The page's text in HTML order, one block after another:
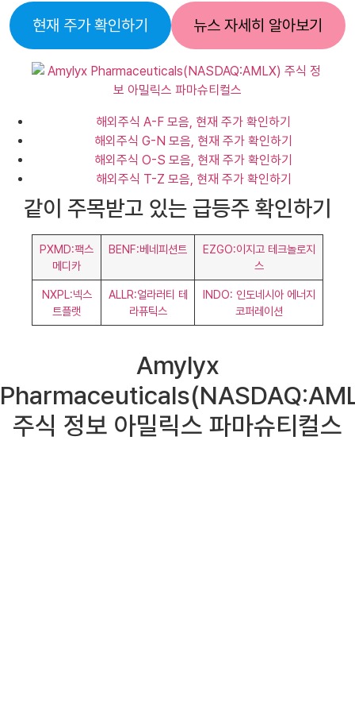
현재 주가 확인하기 뉴스 자세히 알아보기
해외주식 A-F 모음, 현재 주가 확인하기
해외주식 G-N 모음, 현재 주가 확인하기
해외주식 O-S 모음, 현재 주가 확인하기
해외주식 T-Z 모음, 현재 주가 확인하기
같이 주목받고 있는 급등주 확인하기
PXMD:팩스
메디카
BENF:베네피션트
EZGO:이지고 테크놀로지
스
NXPL:넥스
트플랫
ALLR:얼라러티 테
라퓨틱스
INDO: 인도네시아 에너지
코퍼레이션
Amylyx
주식 정보 아밀릭스 파마슈티컬스